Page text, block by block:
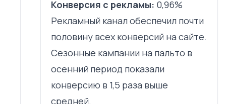
Конверсия с рекламы: 0,96%
Рекламный канал обеспечил почти
половину всех конверсий на сайте.
Сезонные кампании на пальто в
осенний период показали
конверсию в 1,5 раза выше
средней.